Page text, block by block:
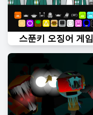
스푼키 오징어 게임